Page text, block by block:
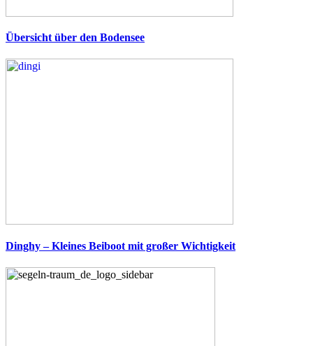
Übersicht über den Bodensee
Dinghy – Kleines Beiboot mit großer Wichtigkeit